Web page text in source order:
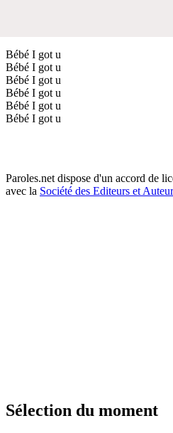
Bébé I got u
Bébé I got u
Bébé I got u
Bébé I got u
Bébé I got u
Bébé I got u
Paroles.net dispose d'un accord de
avec la Société des Editeurs et
Sélection du moment